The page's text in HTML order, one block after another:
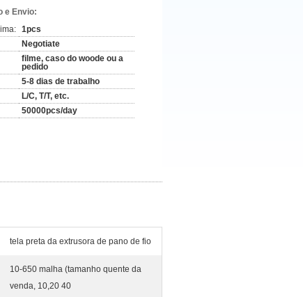
e Envio:
1pcs
Negotiate
filme, caso do woode ou a
pedido
5-8 dias de trabalho
L/C, T/T, etc.
50000pcs/day
tela preta da extrusora de pano de fio
10-650 malha (tamanho quente da
venda, 10,20 40